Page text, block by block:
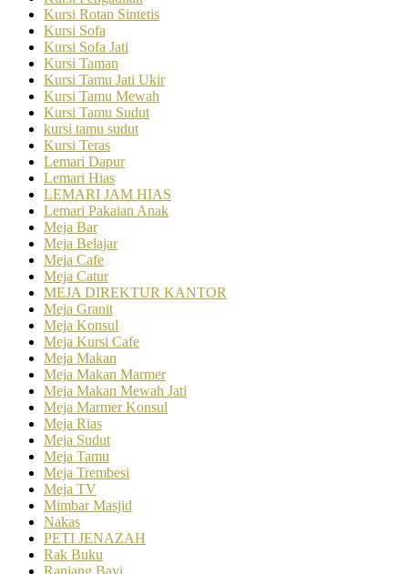
Kursi Rotan Sintetis
Kursi Sofa
Kursi Sofa Jati
Kursi Taman
Kursi Tamu Jati Ukir
Kursi Tamu Mewah
Kursi Tamu Sudut
kursi tamu sudut
Kursi Teras
Lemari Dapur
Lemari Hias
LEMARI JAM HIAS
Lemari Pakaian Anak
Meja Bar
Meja Belajar
Meja Cafe
Meja Catur
MEJA DIREKTUR KANTOR
Meja Granit
Meja Konsul
Meja Kursi Cafe
Meja Makan
Meja Makan Marmer
Meja Makan Mewah Jati
Meja Marmer Konsul
Meja Rias
Meja Sudut
Meja Tamu
Meja Trembesi
Meja TV
Mimbar Masjid
Nakas
PETI JENAZAH
Rak Buku